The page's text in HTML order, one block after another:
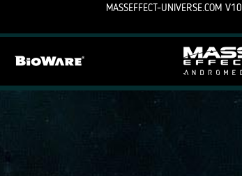
MASSEFFECT-UNIVERSE.COM